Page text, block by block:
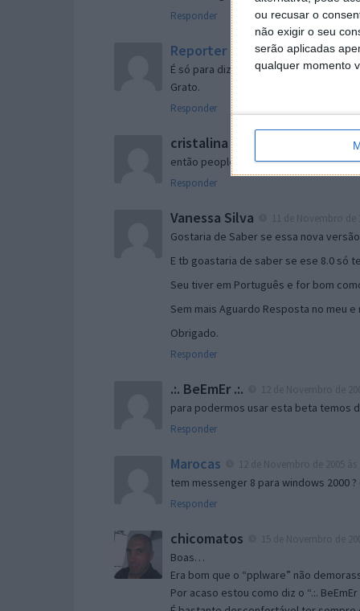
ou recusar o
não exigir o seu
serão aplicadas
qualquer momento
Responder
Reporter 7 de Novembro de 2005 às
É só para dizer que ainda não me
Grato.
Responder
cristalina 11 de Novembro de 2005
então people
Responder
Vanessa Silva
Gostaria de Saber se essa nova
E tb goastaria de saber se ese 8.0 só
Seu tiver em Português e for bom
Sem mais Aguardo Resposta no meu e
Obrigado.
Responder
.:. BeEmEr .:.
para podermos usar esta beta temos
Responder
Marocas
tem messenger 8 para windows 2000
Responder
chicomatos
Boas…
Era bom que o “pplware” não
Por acaso estou como diz o “.:.